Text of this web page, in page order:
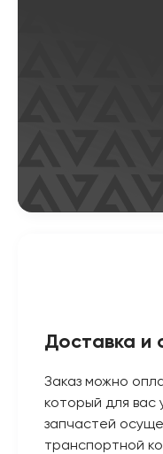
Доставка и
Заказ можно
который для вас
запчастей
транспортной